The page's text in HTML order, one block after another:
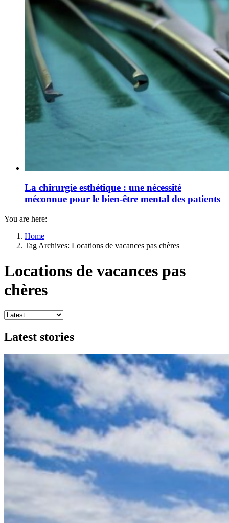
La chirurgie esthétique : une nécessité
méconnue pour le bien-être mental des patients
You are here:
Home
Tag Archives: Locations de vacances pas chères
Locations de vacances pas
chères
Latest stories